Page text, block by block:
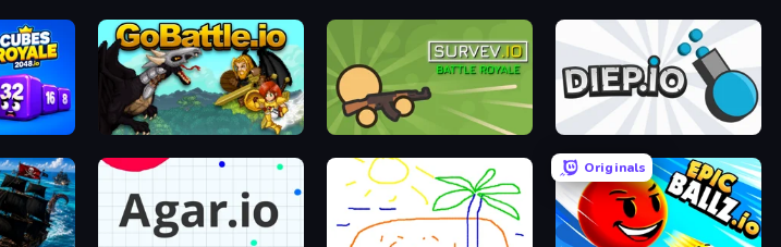
GoBattle.io Survev.io Diep.io
Originals